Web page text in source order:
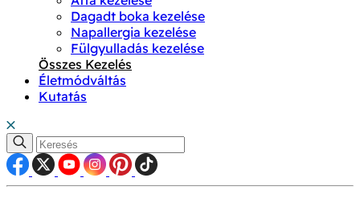
Dagadt boka kezelése
Napallergia kezelése
Fülgyulladás kezelése
Összes Kezelés
Életmódváltás
Kutatás